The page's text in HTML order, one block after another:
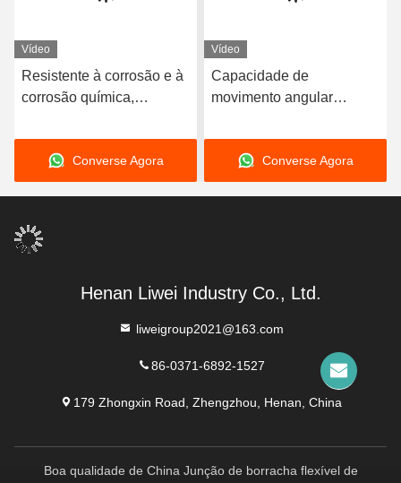
Vídeo
Resistente à corrosão e à
corrosão química,
não metálica, oferecendo
elevada flexibilidade,
concebida para vedação
corrosivas
Converse Agora
Vídeo
Capacidade de
movimento angular
metálica para as
especificações solicitadas
pelo cliente
Converse Agora
Henan Liwei Industry Co., Ltd.
liweigroup2021@163.com
86-0371-6892-1527
179 Zhongxin Road, Zhengzhou, Henan, China
Boa qualidade de China Junção de borracha flexível de